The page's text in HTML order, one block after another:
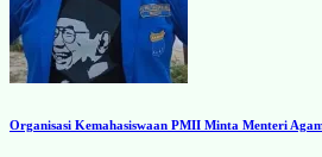
Organisasi Kemahasiswaan PMII Minta Menteri